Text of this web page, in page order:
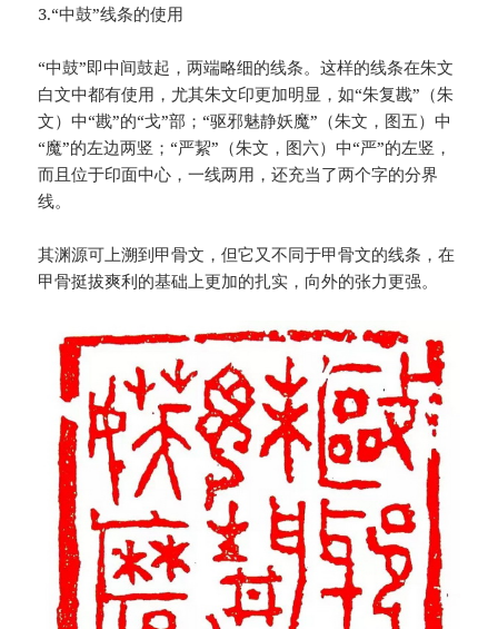
3.“中鼓”线条的使用
“中鼓”即中间鼓起，两端略细的线条。这样的线条在朱文
白文中都有使用，尤其朱文印更加明显，如“朱复戡”（朱
文）中“戡”的“戈”部；“驱邪魅静妖魔”（朱文，图五）中
“魔”的左边两竖；“严絜”（朱文，图六）中“严”的左竖，
而且位于印面中心，一线两用，还充当了两个字的分界
线。
其渊源可上溯到甲骨文，但它又不同于甲骨文的线条，在
甲骨挺拔爽利的基础上更加的扎实，向外的张力更强。